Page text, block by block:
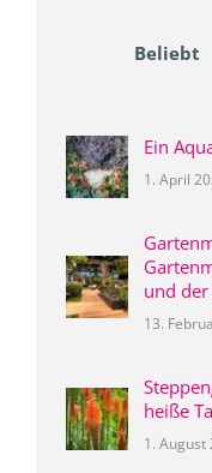
Beliebt
Ein
1. April
und der
13.
heiße
1. August